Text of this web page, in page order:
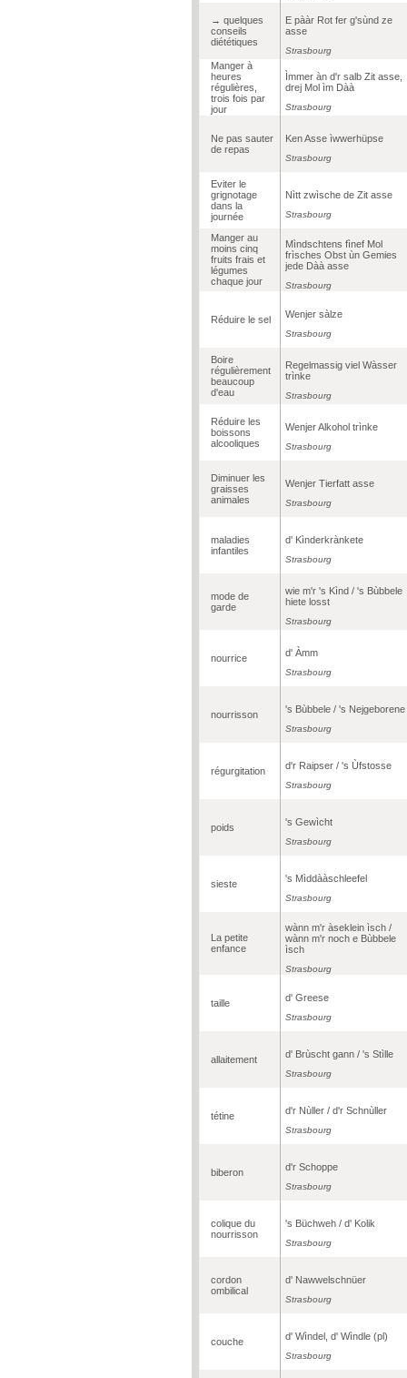
→ quelques
conseils
diététiques
E pààr Rot fer g'sùnd ze
asse
Strasbourg
Manger à
heures
régulières,
trois fois par
jour
Ìmmer àn d'r salb Zit asse,
drej Mol ìm Dàà
Strasbourg
Ne pas sauter
de repas
Ken Asse ìwwerhüpse
Strasbourg
Eviter le
grignotage
dans la
journée
Nìtt zwìsche de Zit asse
Strasbourg
Manger au
moins cinq
fruits frais et
légumes
chaque jour
Mìndschtens fìnef Mol
frìsches Obst ùn Gemies
jede Dàà asse
Strasbourg
Réduire le sel Wenjer sàlze
Strasbourg
Boire
régulièrement
beaucoup
d'eau
Regelmassig viel Wàsser
trìnke
Strasbourg
Réduire les
boissons
alcooliques
Wenjer Alkohol trìnke
Strasbourg
Diminuer les
graisses
animales
Wenjer Tierfatt asse
Strasbourg
maladies
infantiles
d' Kìnderkrànkete
Strasbourg
mode de
garde
wie m'r 's Kìnd / 's Bùbbele
hiete losst
Strasbourg
nourrice d' Àmm
Strasbourg
nourrisson 's Bùbbele / 's Nejgeborene
Strasbourg
régurgitation d'r Raipser / 's Ùfstosse
Strasbourg
poids 's Gewìcht
Strasbourg
sieste 's Mìddààschleefel
Strasbourg
La petite
enfance
wànn m'r àseklein ìsch /
wànn m'r noch e Bùbbele
ìsch
Strasbourg
taille d' Greese
Strasbourg
allaitement d' Brùscht gann / 's Stìlle
Strasbourg
tétine d'r Nùller / d'r Schnùller
Strasbourg
biberon d'r Schoppe
Strasbourg
colique du
nourrisson
's Büchweh / d' Kolik
Strasbourg
cordon
ombilical
d' Nawwelschnüer
Strasbourg
couche d' Wìndel, d' Wìndle (pl)
Strasbourg